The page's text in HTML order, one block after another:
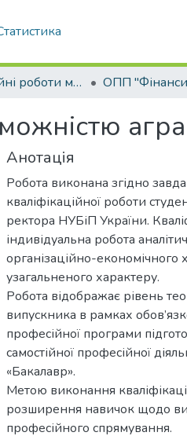
Кваліфікаційні роботи магістрів ОПП "Фінанси
Анотація
Робота виконана згідно
кваліфікаційної роботи
ректора НУБіП України.
індивідуальна робота
організаційно-економічного
узагальненого характеру.
Робота відображає рівень
випускника в рамках
професійної програми
самостійної професійної
«Бакалавр».
Метою виконання
розширення навичок щодо
професійного спрямування.